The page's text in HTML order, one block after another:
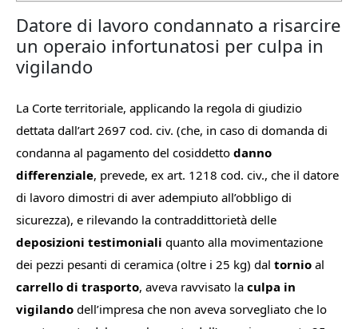
Datore di lavoro condannato a risarcire
un operaio infortunatosi per culpa in
vigilando
La Corte territoriale, applicando la regola di giudizio
dettata dall’art 2697 cod. civ. (che, in caso di domanda di
condanna al pagamento del cosiddetto danno
differenziale, prevede, ex art. 1218 cod. civ., che il datore
di lavoro dimostri di aver adempiuto all’obbligo di
sicurezza), e rilevando la contraddittorietà delle
deposizioni testimoniali quanto alla movimentazione
dei pezzi pesanti di ceramica (oltre i 25 kg) dal tornio al
carrello di trasporto, aveva ravvisato la culpa in
vigilando dell’impresa che non aveva sorvegliato che lo